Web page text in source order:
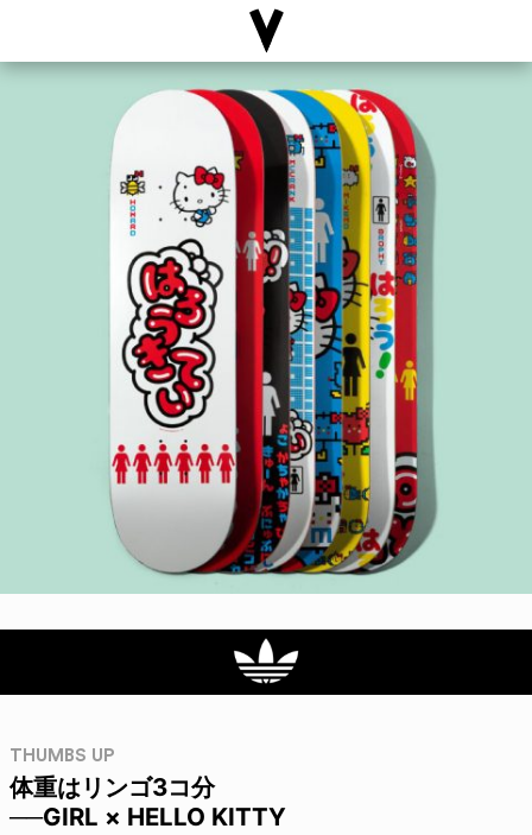
THUMBS UP
体重はリンゴ3コ分
──GIRL × HELLO KITTY